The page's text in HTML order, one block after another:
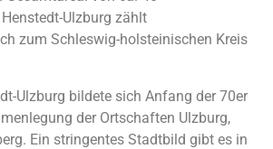
Ulzburg zählt
zum Schleswig-holsteinischen Kreis
Ulzburg bildete sich Anfang der 70er
der Ortschaften Ulzburg,
Ein stringentes Stadtbild gibt es in